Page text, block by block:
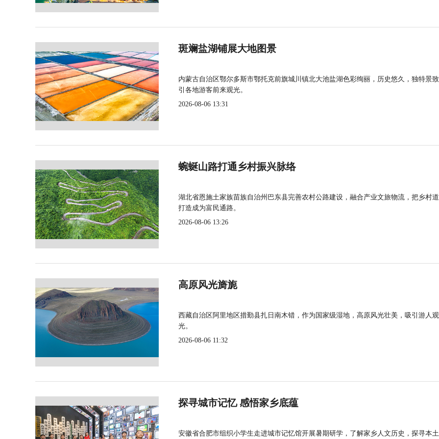
斑斓盐湖铺展大地图景
内蒙古自治区鄂尔多斯市鄂托克前旗城川镇北大池盐湖色彩绚丽，历史悠久，独特景
引各地游客前来观光。
2026-08-06 13:31
蜿蜒山路打通乡村振兴脉络
湖北省恩施土家族苗族自治州巴东县完善农村公路建设，融合产业文旅物流，把乡村
打造成为富民通路。
2026-08-06 13:26
高原风光旖旎
西藏自治区阿里地区措勤县扎日南木错，作为国家级湿地，高原风光壮美，吸引游人观
光。
2026-08-06 11:32
探寻城市记忆 感悟家乡底蕴
安徽省合肥市组织小学生走进城市记忆馆开展暑期研学，了解家乡人文历史，探寻本